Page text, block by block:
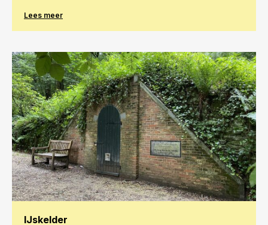
Lees meer
IJskelder